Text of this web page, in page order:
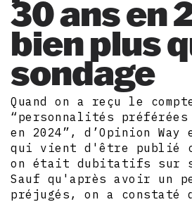
30 ans en
bien plus
sondage
Quand on a reçu le
“personnalités préférées
en 2024”, d’Opinion
qui vient d'être publié
on était dubitatifs sur
Sauf qu'après avoir un
préjugés, on a constaté